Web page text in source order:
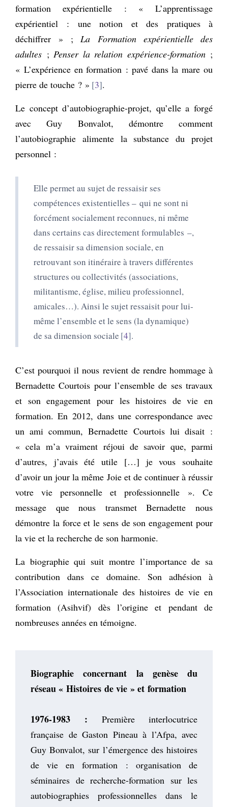
formation expérientielle : « L’apprentissage
expérientiel : une notion et des pratiques à
déchiffrer » ; La Formation expérientielle des
adultes ; Penser la relation expérience-formation;
« L’expérience en formation : pavé dans la mare ou
pierre de touche ? » 3 .
Le concept d’autobiographie-projet, qu’elle a forgé
avec Guy Bonvalot, démontre comment
l’autobiographie alimente la substance du projet
personnel :
Elle permet au sujet de ressaisir ses
compétences existentielles – qui ne sont ni
forcément socialement reconnues, ni même
dans certains cas directement formulables –,
de ressaisir sa dimension sociale, en
retrouvant son itinéraire à travers différentes
structures ou collectivités (associations,
militantisme, église, milieu professionnel,
amicales…). Ainsi le sujet ressaisit pour lui-
même l’ensemble et le sens (la dynamique)
de sa dimension sociale 4 .
C’est pourquoi il nous revient de rendre hommage à
Bernadette Courtois pour l’ensemble de ses travaux
et son engagement pour les histoires de vie en
formation. En 2012, dans une correspondance avec
un ami commun, Bernadette Courtois lui disait :
« cela m’a vraiment réjoui de savoir que, parmi
d’autres, j’avais été utile […] je vous souhaite
d’avoir un jour la même Joie et de continuer à réussir
votre vie personnelle et professionnelle ». Ce
message que nous transmet Bernadette nous
démontre la force et le sens de son engagement pour
la vie et la recherche de son harmonie.
La biographie qui suit montre l’importance de sa
contribution dans ce domaine. Son adhésion à
l’Association internationale des histoires de vie en
formation (Asihvif) dès l’origine et pendant de
nombreuses années en témoigne.
Biographie concernant la genèse du
réseau « Histoires de vie » et formation
1976-1983 : Première interlocutrice
française de Gaston Pineau à l’Afpa, avec
Guy Bonvalot, sur l’émergence des histoires
de vie en formation : organisation de
séminaires de recherche-formation sur les
autobiographies professionnelles dans le